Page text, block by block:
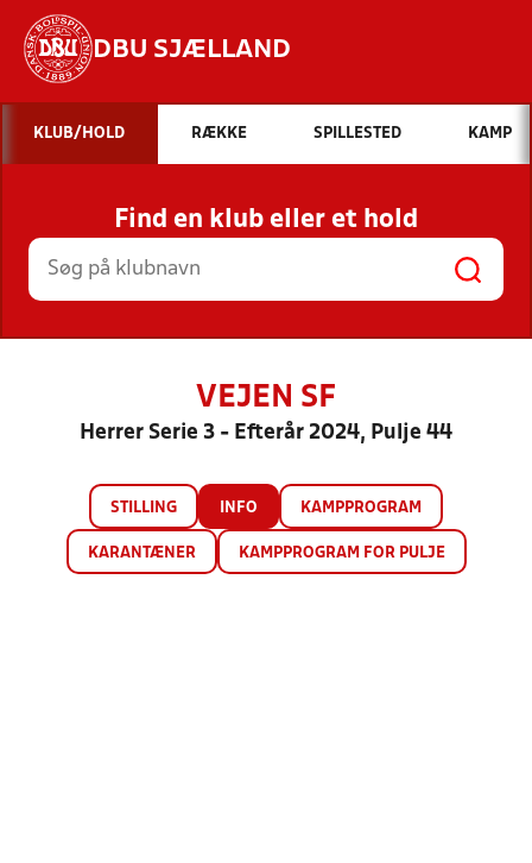
DBU SJÆLLAND
Hvad vil du søge efter?
INDHOLD OG NYHEDER
STILLINGER, RESULTATER, KLUBBER OG
HOLD
KLUB/HOLD RÆKKE SPILLESTED KAMP
Find en klub eller et hold
VEJEN SF
Herrer Serie 3 - Efterår 2024, Pulje 44
STILLING INFO KAMPPROGRAM
KARANTÆNER KAMPPROGRAM FOR PULJE